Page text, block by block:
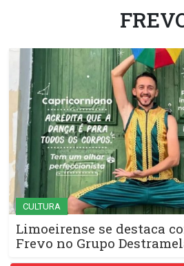
CULTURA
Limoeirense se destaca
Frevo no Grupo